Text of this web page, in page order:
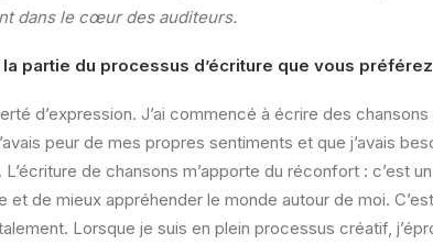
dans le cœur des auditeurs.
partie du processus d’écriture que vous
d’expression. J’ai commencé à écrire des
peur de mes propres sentiments et que j’avais
L’écriture de chansons m’apporte du réconfort : c’est
et de mieux appréhender le monde autour de moi.
Lorsque je suis en plein processus créatif,